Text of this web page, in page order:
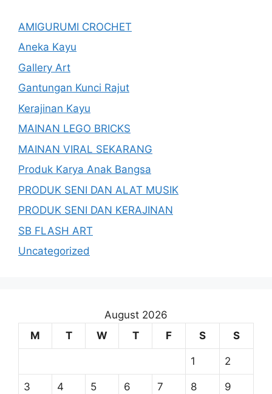
AMIGURUMI CROCHET
Aneka Kayu
Gallery Art
Gantungan Kunci Rajut
Kerajinan Kayu
MAINAN LEGO BRICKS
MAINAN VIRAL SEKARANG
Produk Karya Anak Bangsa
PRODUK SENI DAN ALAT MUSIK
PRODUK SENI DAN KERAJINAN
SB FLASH ART
Uncategorized
August 2026
M
T W T F S S
1 2
3 4 5 6 7 8 9